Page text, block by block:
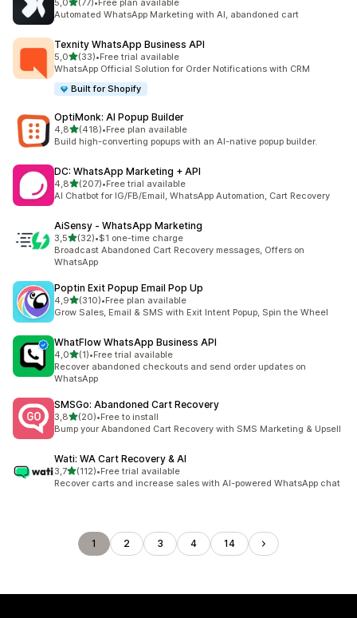
5,0 (77)
Łączna liczba recenzji: 77
•Free plan available
Automated WhatsApp Marketing with AI, abandoned cart
Texnity WhatsApp Business API
5,0na 5 gwiazdek
(33)
Łączna liczba recenzji: 33
•Free trial available
WhatsApp Official Solution for Order Notifications with CRM
Built for Shopify
OptiMonk: AI Popup Builder
4,8na 5 gwiazdek
(418)
Łączna liczba recenzji: 418
•Free plan available
Build high-converting popups with an AI-native popup builder.
DC: WhatsApp Marketing + API
4,8na 5 gwiazdek
(207)
Łączna liczba recenzji: 207
•Free trial available
AI Chatbot for IG/FB/Email, WhatsApp Automation, Cart Recovery
AiSensy ‑ WhatsApp Marketing
3,5na 5 gwiazdek
(32)
Łączna liczba recenzji: 32
•$1 one-time charge
Broadcast Abandoned Cart Recovery messages, Offers on
WhatsApp
Poptin Exit Popup Email Pop Up
4,9na 5 gwiazdek
(310)
Łączna liczba recenzji: 310
•Free plan available
Grow Sales, Email & SMS with Exit Intent Popup, Spin the Wheel
WhatFlow WhatsApp Business API
4,0na 5 gwiazdek
(1)
Łączna liczba recenzji: 1
•Free trial available
Recover abandoned checkouts and send order updates on
WhatsApp
SMSGo: Abandoned Cart Recovery
3,8na 5 gwiazdek
(20)
Łączna liczba recenzji: 20
•Free to install
Bump your Abandoned Cart Recovery with SMS Marketing & Upsell
Wati: WA Cart Recovery & AI
3,7na 5 gwiazdek
(112)
Łączna liczba recenzji: 112
•Free trial available
Recover carts and increase sales with AI-powered WhatsApp chat
1 2 3 4 14